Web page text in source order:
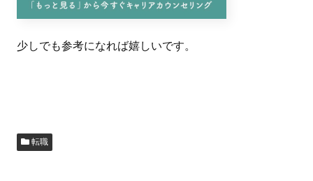
少しでも参考になれば嬉しいです。
転職